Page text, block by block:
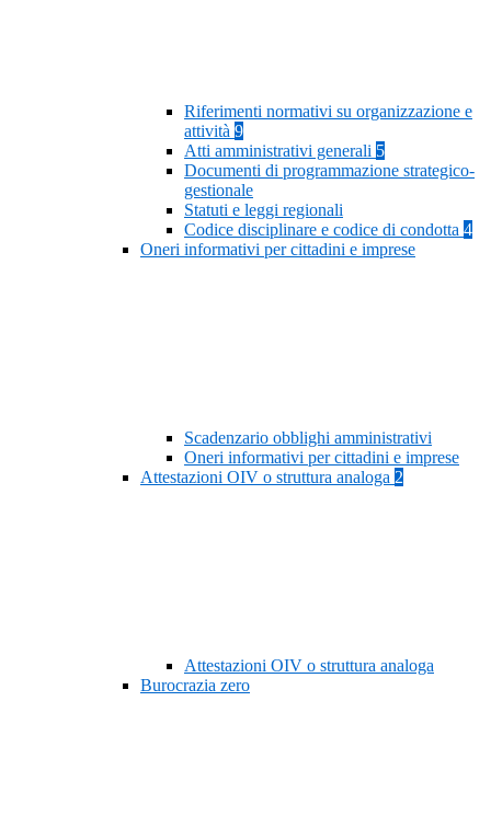
Riferimenti normativi su organizzazione e
attività 9
Atti amministrativi generali 5
Documenti di programmazione strategico-
gestionale
Statuti e leggi regionali
Codice disciplinare e codice di condotta 4
Oneri informativi per cittadini e imprese
Scadenzario obblighi amministrativi
Oneri informativi per cittadini e imprese
Attestazioni OIV o struttura analoga 2
Attestazioni OIV o struttura analoga
Burocrazia zero